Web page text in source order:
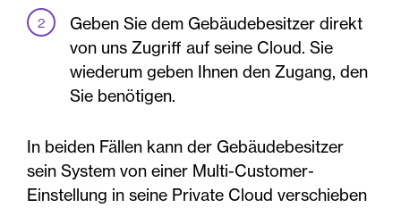
Geben Sie dem Gebäudebesitzer direkt
von uns Zugriff auf seine Cloud. Sie
wiederum geben Ihnen den Zugang, den
Sie benötigen.
In beiden Fällen kann der Gebäudebesitzer
sein System von einer Multi-Customer-
Einstellung in seine Private Cloud verschieben